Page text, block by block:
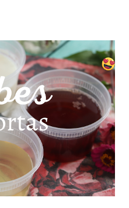
preparar de diferentes
un Ganache, que
de chocolate y otra parte
de lo que es un
(Proporción 3x1)
para resistir climas
vegetal (crema para batir
Coloca el chocolate